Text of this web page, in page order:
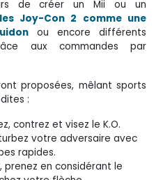
de créer un Mii ou un
Joy-Con 2 comme une
ou encore différents
aux commandes par
proposées, mêlant sports
:
contrez et visez le K.O.
votre adversaire avec
rapides.
prenez en considérant le